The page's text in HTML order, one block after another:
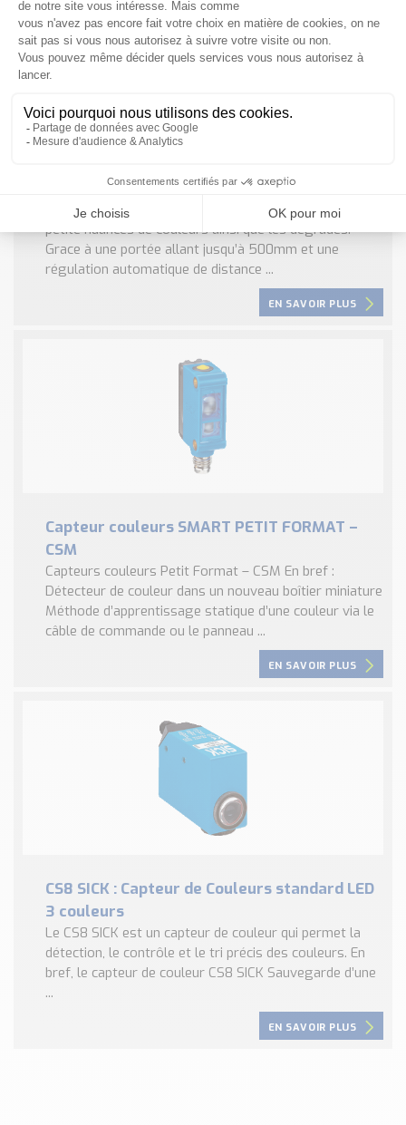
Capteur de Couleurs CSS High résolution SICK
Le CCS high Résolution permet de distinguer les plus
petite nuances de couleurs ainsi que les dégradés.
Grace à une portée allant jusqu’à 500mm et une
régulation automatique de distance ...
EN SAVOIR PLUS
Capteur couleurs SMART PETIT FORMAT –
CSM
Capteurs couleurs Petit Format – CSM En bref :
Détecteur de couleur dans un nouveau boîtier miniature
Méthode d’apprentissage statique d’une couleur via le
câble de commande ou le panneau ...
EN SAVOIR PLUS
CS8 SICK : Capteur de Couleurs standard LED
3 couleurs
Le CS8 SICK est un capteur de couleur qui permet la
détection, le contrôle et le tri précis des couleurs. En
bref, le capteur de couleur CS8 SICK Sauvegarde d’une
...
EN SAVOIR PLUS